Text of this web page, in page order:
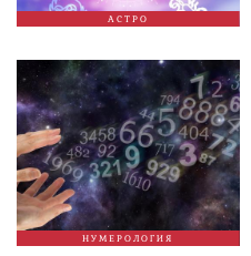
АСТРО
НУМЕРОЛОГИЯ